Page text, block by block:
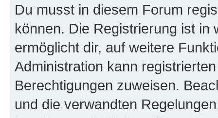
Du musst in diesem Forum
können. Die Registrierung ist in
ermöglicht dir, auf weitere
Administration kann
Berechtigungen zuweisen.
und die verwandten